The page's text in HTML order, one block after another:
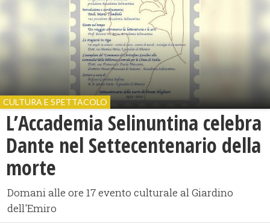
CULTURA E SPETTACOLO
L’Accademia Selinuntina celebra
Dante nel Settecentenario della
morte
Domani alle ore 17 evento culturale al Giardino
dell'Emiro